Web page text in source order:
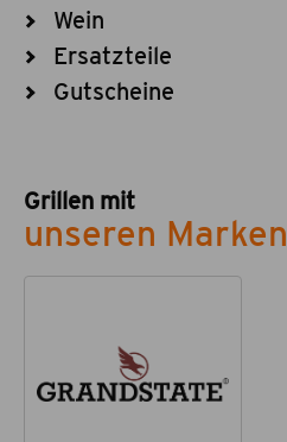
Wein
Ersatzteile
Gutscheine
Grillen mit
unseren Marken